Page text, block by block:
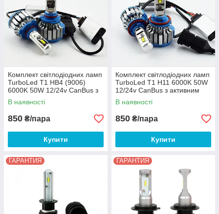
Комплект світлодіодних ламп
TurboLed T1 HB4 (9006)
6000K 50W 12/24v CanBus з
активним охолодженням
В наявності
850 ₴/пара
Купити
Комплект світлодіодних ламп
TurboLed T1 H11 6000K 50W
12/24v CanBus з активним
охолодженням
В наявності
850 ₴/пара
Купити
ГАРАНТИЯ ГАРАНТИЯ